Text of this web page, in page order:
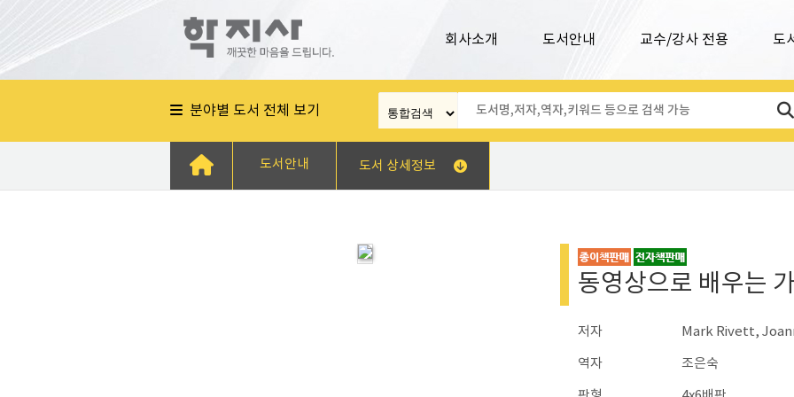
회사소개 도서안내 교수/강사 전용 도
분야별 도서 전체 보기
도서안내 도서 상세정보
동영상으로 배우는
저자
Mark Rivett,
역자
조은숙